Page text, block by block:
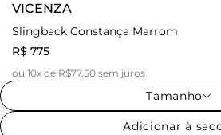
VICENZA
Slingback Constança Marrom
R$ 775
ou 10x de R$77,50 sem juros
Tamanho
Adicionar à